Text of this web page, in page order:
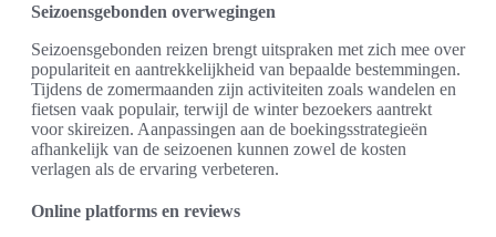
Seizoensgebonden overwegingen
Seizoensgebonden reizen brengt uitspraken met zich mee over
populariteit en aantrekkelijkheid van bepaalde bestemmingen.
Tijdens de zomermaanden zijn activiteiten zoals wandelen en
fietsen vaak populair, terwijl de winter bezoekers aantrekt
voor skireizen. Aanpassingen aan de boekingsstrategieën
afhankelijk van de seizoenen kunnen zowel de kosten
verlagen als de ervaring verbeteren.
Online platforms en reviews